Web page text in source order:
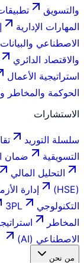
والتسويق
المهارات الإدارية
الاصطناعي
والاقتصاد الدائري
استراتيجية الأعمال
الحوكمة والمخاطر
الاستشارات
سلسلة التوريد
التسويقية
ضمان
التحليل المالي
(HSE)
إدارة
التكنولوجي
3PL
المخاطر
الاصطناعي (AI)
من نحن